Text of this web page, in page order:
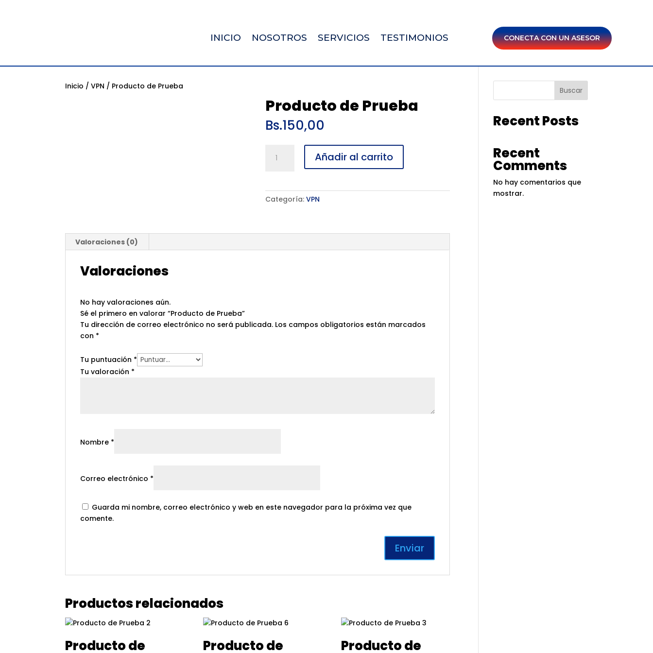
INICIO NOSOTROS SERVICIOS TESTIMONIOS CONECTA CON UN ASESOR
Inicio /VPN / Producto de Prueba
Producto de Prueba
Bs.150,00
Añadir al carrito
Categoría:VPN
Valoraciones (0)
Valoraciones
No hay valoraciones aún.
Sé el primero en valorar “Producto de Prueba”
Tu dirección de correo electrónico no será publicada. Los campos obligatorios están marcados
con *
Tu puntuación *
Tu valoración *
Nombre *
Correo electrónico *
Guarda mi nombre, correo electrónico y web en este navegador para la próxima vez que
comente.
Productos relacionados
Producto de Producto de Producto de
Buscar
Recent Posts
Recent
Comments
No hay comentarios que
mostrar.